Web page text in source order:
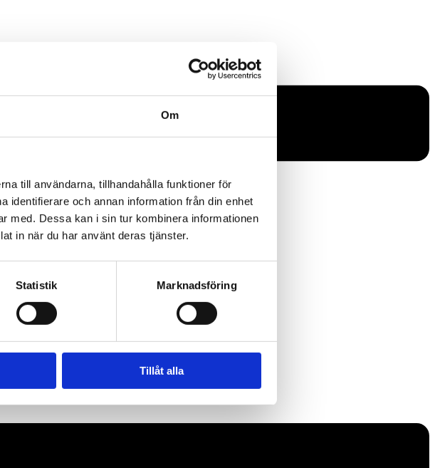
Om
till användarna, tillhandahålla funktioner för
identifierare och annan information från din enhet
med. Dessa kan i sin tur kombinera informationen
in när du har använt deras tjänster.
Statistik Marknadsföring
Tillåt alla